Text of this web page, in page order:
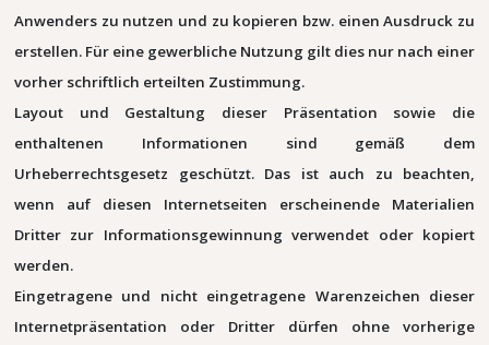
Anwenders zu nutzen und zu kopieren bzw. einen Ausdruck zu
erstellen. Für eine gewerbliche Nutzung gilt dies nur nach einer
vorher schriftlich erteilten Zustimmung.
Layout und Gestaltung dieser Präsentation sowie die
enthaltenen Informationen sind gemäß dem
Urheberrechtsgesetz geschützt. Das ist auch zu beachten,
wenn auf diesen Internetseiten erscheinende Materialien
Dritter zur Informationsgewinnung verwendet oder kopiert
werden.
Eingetragene und nicht eingetragene Warenzeichen dieser
Internetpräsentation oder Dritter dürfen ohne vorherige